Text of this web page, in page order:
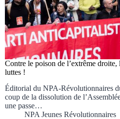
Contre le poison de l’extrême droite,
luttes !
Éditorial du NPA-Révolutionnaires
coup de la dissolution de
une passe…
NPA Jeunes Révolutionnaires